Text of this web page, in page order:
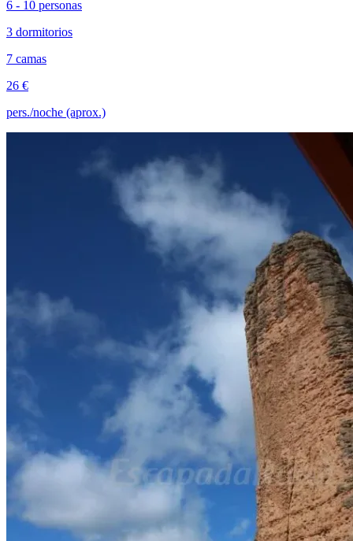
6 - 10 personas
3 dormitorios
7 camas
26 €
pers./noche (aprox.)